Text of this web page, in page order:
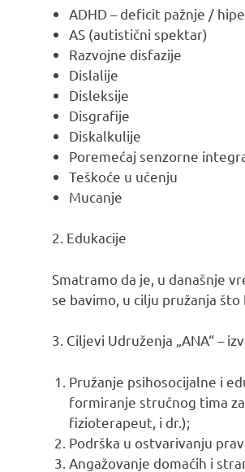
ADHD – deficit pažnje /
AS (autistični spektar)
Razvojne disfazije
Dislalije
Disleksije
Disgrafije
Diskalkulije
Poremećaj senzorne
Teškoće u učenju
Mucanje
2. Edukacije
Smatramo da je, u današnje
se bavimo, u cilju pružanja
3. Ciljevi Udruženja „ANA“ –
Pružanje psihosocijalne i
formiranje stručnog tima
fizioterapeut, i dr.);
Podrška u ostvarivanju
Angažovanje domaćih i